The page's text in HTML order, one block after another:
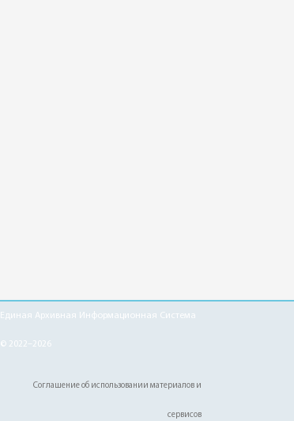
Единая Архивная Информационная Система
© 2022–2026
Соглашение об использовании материалов и
сервисов